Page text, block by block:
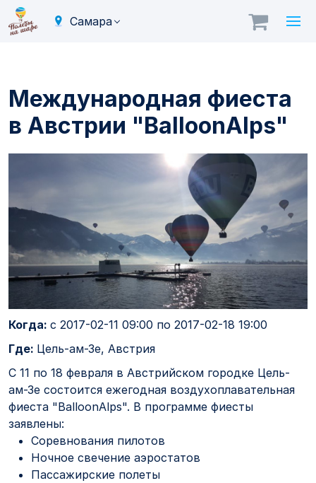
Самара
Международная фиеста
в Австрии "BalloonAlps"
Когда: с 2017-02-11 09:00 по 2017-02-18 19:00
Где: Цель-ам-Зе, Австрия
С 11 по 18 февраля в Австрийском городке Цель-
ам-Зе состоится ежегодная воздухоплавательная
фиеста "BalloonAlps". В программе фиесты
заявлены:
Соревнования пилотов
Ночное свечение аэростатов
Пассажирские полеты